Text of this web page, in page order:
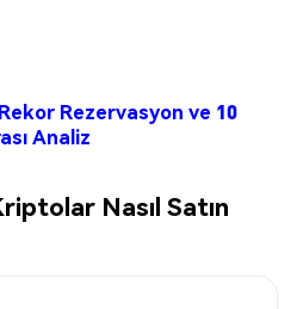
Rezervasyon ve 10
Analiz
Nasıl Satın